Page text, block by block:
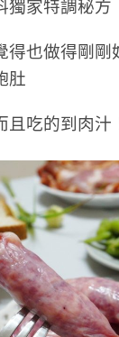
獨家特調秘方
得也做得剛剛
肚
吃的到肉汁